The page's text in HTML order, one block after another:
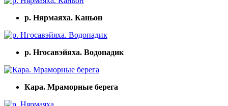
р. Нярмаяха. Каньон
р. Нгосавэйяха. Водопадик
Кара. Мраморные берега